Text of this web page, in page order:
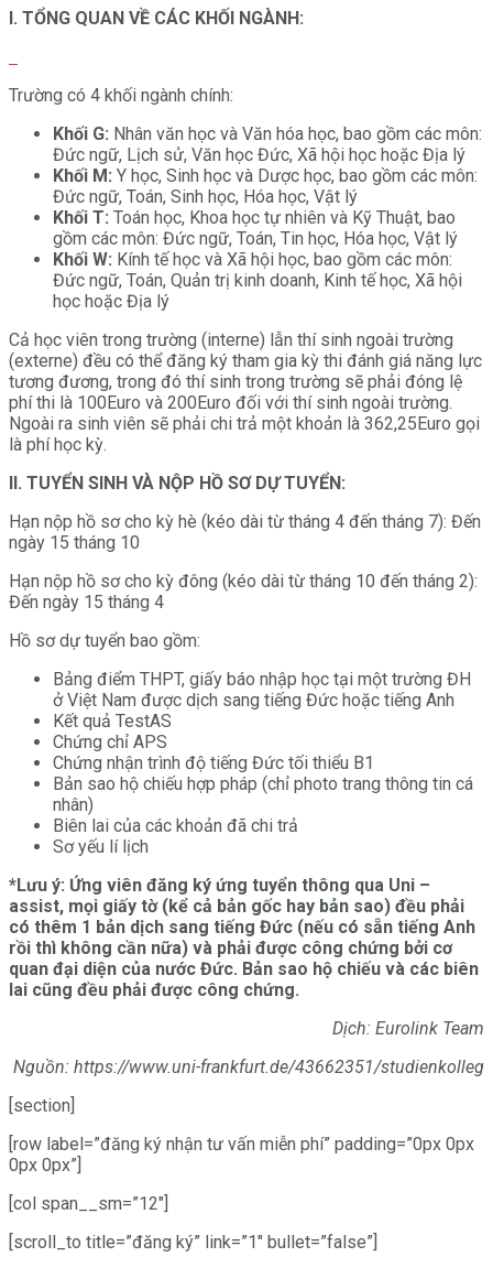
I. TỔNG QUAN VỀ CÁC KHỐI NGÀNH:
Trường có 4 khối ngành chính:
Khối G: Nhân văn học và Văn hóa học, bao gồm các môn:
Đức ngữ, Lịch sử, Văn học Đức, Xã hội học hoặc Địa lý
Khối M: Y học, Sinh học và Dược học, bao gồm các môn:
Đức ngữ, Toán, Sinh học, Hóa học, Vật lý
Khối T: Toán học, Khoa học tự nhiên và Kỹ Thuật, bao
gồm các môn: Đức ngữ, Toán, Tin học, Hóa học, Vật lý
Khối W: Kính tế học và Xã hội học, bao gồm các môn:
Đức ngữ, Toán, Quản trị kinh doanh, Kinh tế học, Xã hội
học hoặc Địa lý
Cả học viên trong trường (interne) lẫn thí sinh ngoài trường
(externe) đều có thể đăng ký tham gia kỳ thi đánh giá năng lực
tương đương, trong đó thí sinh trong trường sẽ phải đóng lệ
phí thi là 100Euro và 200Euro đối với thí sinh ngoài trường.
Ngoài ra sinh viên sẽ phải chi trả một khoản là 362,25Euro gọi
là phí học kỳ.
II. TUYỂN SINH VÀ NỘP HỒ SƠ DỰ TUYỂN:
Hạn nộp hồ sơ cho kỳ hè (kéo dài từ tháng 4 đến tháng 7): Đến
ngày 15 tháng 10
Hạn nộp hồ sơ cho kỳ đông (kéo dài từ tháng 10 đến tháng 2):
Đến ngày 15 tháng 4
Hồ sơ dự tuyển bao gồm:
Bảng điểm THPT, giấy báo nhập học tại một trường ĐH
ở Việt Nam được dịch sang tiếng Đức hoặc tiếng Anh
Kết quả TestAS
Chứng chỉ APS
Chứng nhận trình độ tiếng Đức tối thiểu B1
Bản sao hộ chiếu hợp pháp (chỉ photo trang thông tin cá
nhân)
Biên lai của các khoản đã chi trả
Sơ yếu lí lịch
*Lưu ý: Ứng viên đăng ký ứng tuyển thông qua Uni –
assist, mọi giấy tờ (kể cả bản gốc hay bản sao) đều phải
có thêm 1 bản dịch sang tiếng Đức (nếu có sẵn tiếng Anh
rồi thì không cần nữa) và phải được công chứng bởi cơ
quan đại diện của nước Đức. Bản sao hộ chiếu và các biên
lai cũng đều phải được công chứng.
Dịch: Eurolink Team
Nguồn: https://www.uni-frankfurt.de/43662351/studienkolleg
[section]
[row label=”đăng ký nhận tư vấn miễn phí” padding=”0px 0px
0px 0px”]
[col span__sm=”12″]
[scroll_to title=”đăng ký” link=”1″ bullet=”false”]